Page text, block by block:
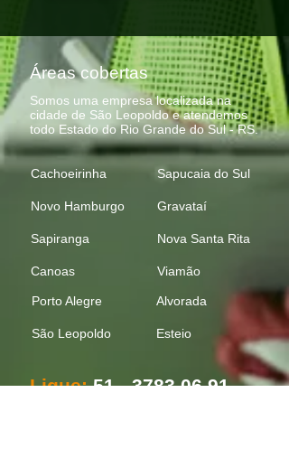
Áreas cobertas
Somos uma empresa localizada na
cidade de São Leopoldoe atendemos
todo Estado doRio Grande do Sul - RS.
Cachoeirinha
Novo Hamburgo
Sapiranga
Canoas
Porto Alegre
São Leopoldo
Sapucaia do Sul
Gravataí
Nova Santa Rita
Viamão
Alvorada
Esteio
Ligue: 51 - 3783 06 91